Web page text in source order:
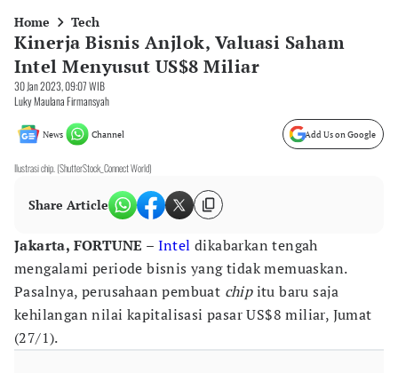
Home Tech
Kinerja Bisnis Anjlok, Valuasi Saham
Intel Menyusut US$8 Miliar
30 Jan 2023, 09:07 WIB
Luky Maulana Firmansyah
News Channel Add Us on Google
Ilustrasi chip. (ShutterStock_Connect World)
Share Article
Jakarta, FORTUNE – Intel dikabarkan tengah
mengalami periode bisnis yang tidak memuaskan.
Pasalnya, perusahaan pembuat chipitu baru saja
kehilangan nilai kapitalisasi pasar US$8 miliar, Jumat
(27/1).